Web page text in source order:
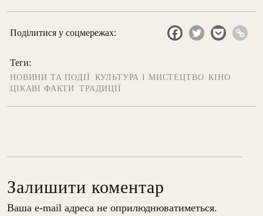
Поділитися у соцмережах:
Теги:
НОВИНИ ТА ПОДІЇ КУЛЬТУРА І МИСТЕЦТВО КІНО
ЦІКАВІ ФАКТИ
ТРАДИЦІЇ
Залишити коментар
Ваша e-mail адреса не оприлюднюватиметься.